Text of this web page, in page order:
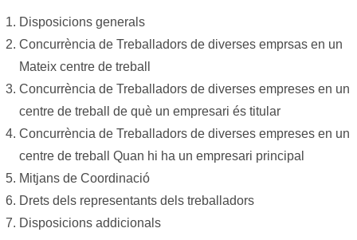
Disposicions generals
Concurrència de Treballadors de diverses emprsas en un
Mateix centre de treball
Concurrència de Treballadors de diverses empreses en un
centre de treball de què un empresari és titular
Concurrència de Treballadors de diverses empreses en un
centre de treball Quan hi ha un empresari principal
Mitjans de Coordinació
Drets dels representants dels treballadors
Disposicions addicionals